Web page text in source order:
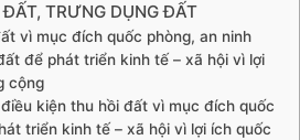
TRƯNG DỤNG ĐẤT
vì mục đích quốc phòng, an ninh
để phát triển kinh tế – xã hội vì lợi
cộng
kiện thu hồi đất vì mục đích quốc
triển kinh tế – xã hội vì lợi ích quốc